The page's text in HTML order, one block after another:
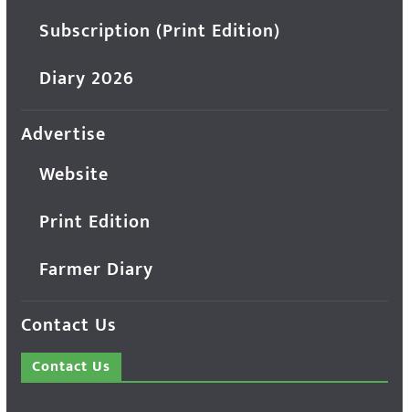
Subscription (Print Edition)
Diary 2026
Advertise
Website
Print Edition
Farmer Diary
Contact Us
Contact Us